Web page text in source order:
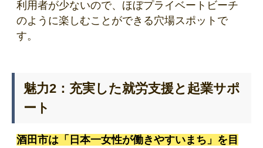
利用者が少ないので、ほぼプライベートビーチ
のように楽しむことができる穴場スポットで
す。
魅力2：充実した就労支援と起業サポ
ート
酒田市は「日本一女性が働きやすいまち」を目